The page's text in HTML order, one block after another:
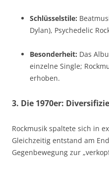
Schlüsselstile:
Dylan), Psychedelic
Besonderheit: Das
einzelne Single;
erhoben.
3. Die 1970er:
Rockmusik spaltete sich in
Gleichzeitig entstand am
Gegenbewegung zur